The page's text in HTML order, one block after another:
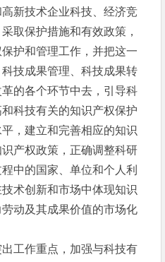
新技术企业科技、经济竞
取保护措施和有效政策，
护和管理工作，并把这一
技成果管理、科技成果转
的各个环节中去，引导科
科技有关的知识产权保护
，建立和完善相应的知识
产权政策，正确调整科研
中的国家、单位和个人利
术创新和市场中体现知识
动及其成果价值的市场化
工作重点，加强与科技有